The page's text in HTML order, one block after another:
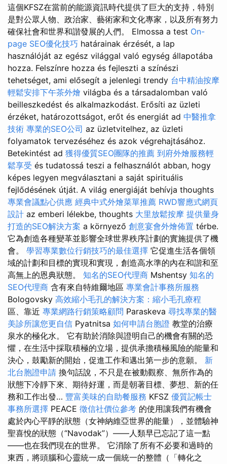
這個KFSZ在當前的能源資訊時代提供了巨大的支持，特別
是對公眾人物、政治家、藝術家和文化專家，以及所有努力
確保社會和世界和諧發展的人們。 Elmossa a test On-
page SEO優化技巧 határainak érzését, a lap
használóját az egész világgal való egység állapotába
hozza. Felszínre hozza és fejleszti a színészi
tehetséget, ami elősegít a jelenlegi trendy 台中精油按摩
輕鬆安排下午茶外燴 világba és a társadalomban való
beilleszkedést és alkalmazkodást. Erősíti az üzleti
érzéket, határozottságot, erőt és energiát ad 中醫推拿
技術 專業的SEO公司 az üzletvitelhez, az üzleti
folyamatok tervezéséhez és azok végrehajtásához.
Betekintést ad 獲得優質SEO團隊的推薦 到府外燴服務輕
鬆享受 és tudatossá teszi a felhasználót abban, hogy
képes legyen megválasztani a saját spirituális
fejlődésének útját. A világ energiáját behívja thoughts
專業會議點心供應 經典中式外燴菜單推薦 RWD響應式網頁
設計 az emberi lélekbe, thoughts 大里放鬆按摩 提供量身
打造的SEO解決方案 a környező 創意宴會外燴佈置 térbe.
它為創造各種變革並影響全球世界秩序計劃的實施提供了機
會。 學習專業數位行銷技巧的最佳選擇 它促進生活各個領
域的計劃和目標的實現和實現，創造高水準的內在和諧和至
高無上的恩典狀態。 知名的SEO代理商 Mshentsy 知名的
SEO代理商 含有來自特維爾地區 專業會計事務所服務
Bologovsky 高效縮小毛孔的解決方案：縮小毛孔療程
區、靠近 專業網路行銷策略顧問 Paraskeva 尋找專業的醫
美診所讓您更自信 Pyatnitsa 如何申請台胞證 教堂的治療
泉水的極化水。 它有助於消除與證明自己的機會有關的恐
懼，在生活中採取積極的立場，提供承擔積極風險的能量和
決心，鼓勵新的開始，促進工作和邁出第一步的意願。 新
北台胞證申請 換句話說，不只是在被動觀察、無所作為的
狀態下冷靜下來、期待好運，而是朝著目標、夢想、新的任
務和工作出發… 豐富美味的自助餐服務 KFSZ 優質記帳士
事務所選擇 PEACE 徵信社價位參考 的使用讓我們有機會
處於內心平靜的狀態（女神納維亞世界的能量），並體驗神
聖喜悅的狀態（“Navodak”）——人類早已忘記了這一點
——也在我們現在的世界。 它消除了所有不必要和過時的
東西，將頭腦和心靈統一成一個統一的整體（「轉化之